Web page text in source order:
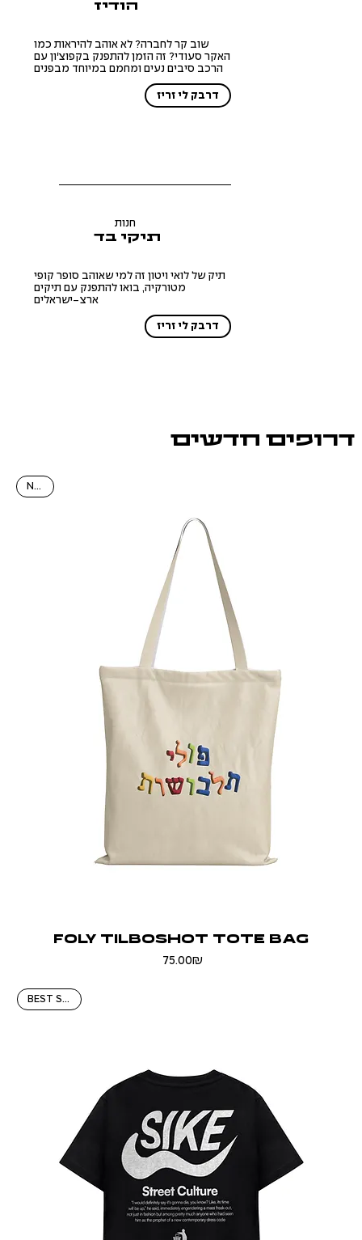
הודיז
שוב קר לחברה? לא אוהב להיראות כמו
האקר סעודי? זה הזמן להתפנק בקפוצ'ון עם
הרכב סיבים נעים ומחמם במיוחד מבפנים
דרבק לי זריז
חנות
תיקי בד
תיק של לואי ויטון זה למי שאוהב סופר קופי
מטורקיה, בואו להתפנק עם תיקים
ארצ-ישראלים
דרבק לי זריז
דרופים חדשים
NEW!
FOLY TILBOSHOT TOTE BAG
Price
‏75.00 ‏₪
BEST SELLER